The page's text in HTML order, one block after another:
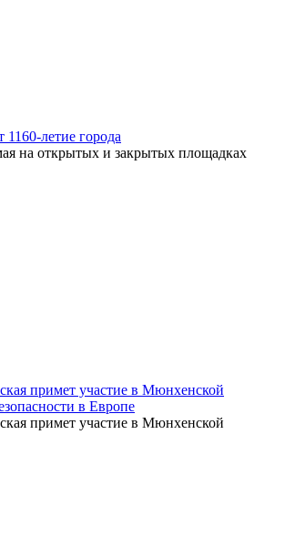
летие города
на открытых и закрытых площадках
примет участие в Мюнхенской
в Европе
примет участие в Мюнхенской